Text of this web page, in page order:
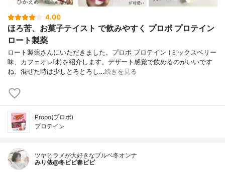
4.00
ほろ苦、お菓子テイスト で飲みやすく プロポ プロテイン
ロート製薬
ロート製薬さんにいただきました。プロポ プロテイン (ミックスベリー
味、カフェオレ味)を紹介します。デザート感覚で飲めるのがいいです
ね。混ぜた時は少しとろとろし…続きを見る
Propo(プロポ)
プロテイン
ツヤとラメが大好きなブルベ冬オンナ
みり俵@冬ビビ春ビビ